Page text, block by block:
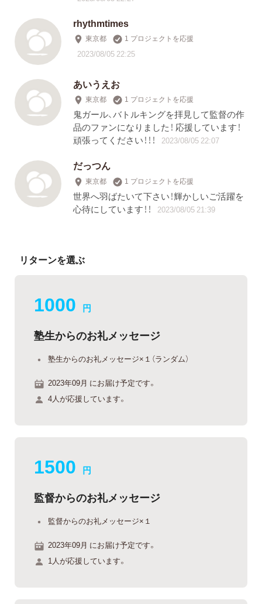
rhythmtimes
東京都 1 プロジェクトを応援
2023/08/05 22:25
あいうえお
東京都 1 プロジェクトを応援
鬼ガール、バトルキングを拝見して監督の作
品のファンになりました！ 応援しています！
頑張ってください！！！
2023/08/05 22:07
だっつん
東京都 1 プロジェクトを応援
世界へ羽ばたいて下さい！輝かしいご活躍を
心待にしています！！
2023/08/05 21:39
リターンを選ぶ
1000 円
塾生からのお礼メッセージ
塾生からのお礼メッセージ×１（ランダム）
2023年09月 にお届け予定です。
4人が応援しています。
1500 円
監督からのお礼メッセージ
監督からのお礼メッセージ×１
2023年09月 にお届け予定です。
1人が応援しています。